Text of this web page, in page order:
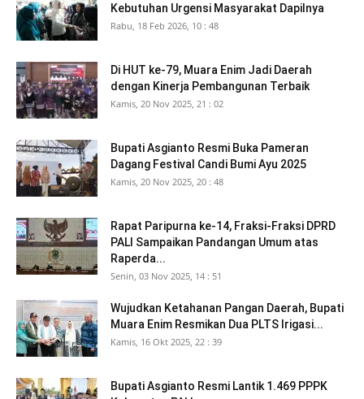
Kebutuhan Urgensi Masyarakat Dapilnya
Rabu, 18 Feb 2026, 10 : 48
Di HUT ke-79, Muara Enim Jadi Daerah
dengan Kinerja Pembangunan Terbaik
Kamis, 20 Nov 2025, 21 : 02
Bupati Asgianto Resmi Buka Pameran
Dagang Festival Candi Bumi Ayu 2025
Kamis, 20 Nov 2025, 20 : 48
Rapat Paripurna ke-14, Fraksi-Fraksi DPRD
PALI Sampaikan Pandangan Umum atas
Raperda...
Senin, 03 Nov 2025, 14 : 51
Wujudkan Ketahanan Pangan Daerah, Bupati
Muara Enim Resmikan Dua PLTS Irigasi...
Kamis, 16 Okt 2025, 22 : 39
Bupati Asgianto Resmi Lantik 1.469 PPPK